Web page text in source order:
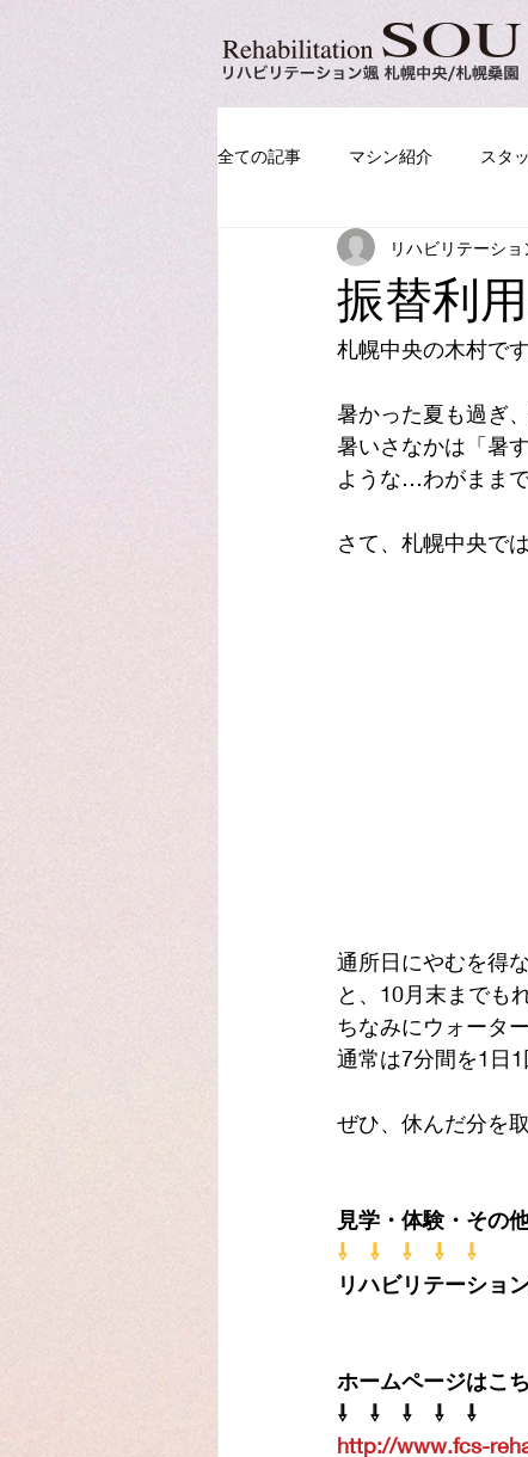
全ての記事 マシン紹介 スタ
振替利用
リハビリテーシ
札幌中央の木村です
暑かった夏も過ぎ
暑いさなかは「暑
ような…わがまま
さて、札幌中央で
通所日にやむを得
と、10月末までも
ちなみにウォータ
通常は7分間を1日1
ぜひ、休んだ分を
見学・体験・その
⇩　⇩　⇩　⇩　⇩
リハビリテーショ
札幌
ホームページはこ
⇩　⇩　⇩　⇩　⇩
http://www.fcs-